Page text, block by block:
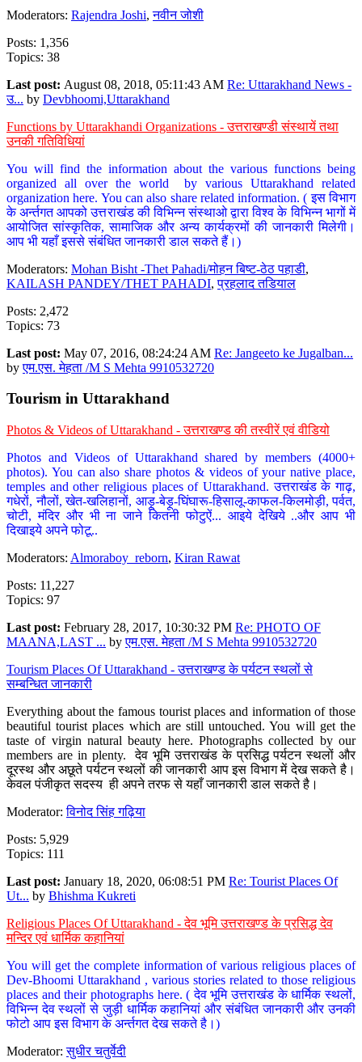
Moderators: Rajendra Joshi,नवीन जोशी
Posts: 1,356
Topics: 38
Last post: August 08, 2018, 05:11:43 AM Re: Uttarakhand News -
उ... by Devbhoomi,Uttarakhand
Functions by Uttarakhandi Organizations - उत्तराखण्डी संस्थायें तथा
उनकी गतिविधियां
You will find the information about the various functions being
organized all over the world by various Uttarakhand related
organization here. You can also share related information. ( इस विभाग
के अर्न्तगत आपको उत्तराखंड की विभिन्न संस्थाओ द्वारा विश्व के विभिन्न भागों में
आयोजित सांस्कृतिक, सामाजिक और अन्य कार्यक्रमों की जानकारी मिलेगी।
आप भी यहाँ इससे संबंधित जानकारी डाल सकते हैं।)
Moderators: Mohan Bisht -Thet Pahadi/मोहन बिष्ट-ठेठ पहाडी,
KAILASH PANDEY/THET PAHADI,प्रहलाद तडियाल
Posts: 2,472
Topics: 73
Last post: May 07, 2016, 08:24:24 AM Re: Jangeeto ke Jugalban...
byएम.एस. मेहता /M S Mehta 9910532720
Tourism in Uttarakhand
Photos & Videos of Uttarakhand - उत्तराखण्ड की तस्वीरें एवं वीडियो
Photos and Videos of Uttarakhand shared by members (4000+
photos). You can also share photos & videos of your native place,
temples and other religious places of Uttarakhand. उत्तराखंड के गाढ़,
गधेरों, नौलों, खेत-खलिहानों, आड़ू-बेड़ू-घिंघारू-हिसालू-काफल-किलमोड़ी, पर्वत,
चोटी, मंदिर और भी ना जाने कितनी फोटुऐं... आइये देखिये ..और आप भी
दिखाइये अपने फोटू..
Moderators: Almoraboy_reborn, Kiran Rawat
Posts: 11,227
Topics: 97
Last post: February 28, 2017, 10:30:32 PM Re: PHOTO OF
MAANA,LAST ... byएम.एस. मेहता /M S Mehta 9910532720
Tourism Places Of Uttarakhand - उत्तराखण्ड के पर्यटन स्थलों से
सम्बन्धित जानकारी
Everything about the famous tourist places and information of those
beautiful tourist places which are still untouched. You will get the
taste of virgin natural beauty here. Photographs collected by our
members are in plenty. देव भूमि उत्तराखंड के प्रसिद्ध पर्यटन स्थलों और
दूरस्थ और अछूते पर्यटन स्थलों की जानकारी आप इस विभाग में देख सकते है।
केवल पंजीकृत सदस्य ही अपने तरफ से यहाँ जानकारी डाल सकते है।
Moderator:विनोद सिंह गढ़िया
Posts: 5,929
Topics: 111
Last post: January 18, 2020, 06:08:51 PM Re: Tourist Places Of
Ut... by Bhishma Kukreti
Religious Places Of Uttarakhand - देव भूमि उत्तराखण्ड के प्रसिद्ध देव
मन्दिर एवं धार्मिक कहानियां
You will get the complete information of various religious places of
Dev-Bhoomi Uttarakhand , various stories related to those religious
places and their photographs here. ( देव भूमि उत्तराखंड के धार्मिक स्थलों,
विभिन्न देव स्थलों से जुड़ी धार्मिक कहानियां और संबंधित जानकारी और उनकी
फोटो आप इस विभाग के अर्न्तगत देख सकते है।)
Moderator:सुधीर चतुर्वेदी